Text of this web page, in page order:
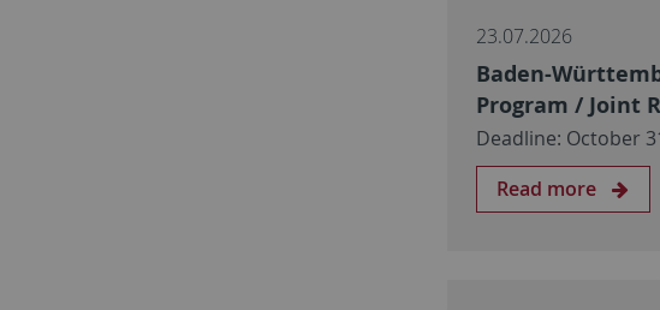
23.07.2026
Baden-
Program / Joint
Deadline: October
Read more